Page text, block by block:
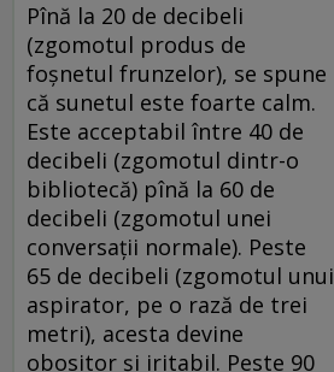
Pînă la 20 de decibeli
(zgomotul produs de
foșnetul frunzelor), se spune
că sunetul este foarte calm.
Este acceptabil între 40 de
decibeli (zgomotul dintr-o
bibliotecă) pînă la 60 de
decibeli (zgomotul unei
conversații normale). Peste
65 de decibeli (zgomotul unui
aspirator, pe o rază de trei
metri), acesta devine
obositor și iritabil. Peste 90